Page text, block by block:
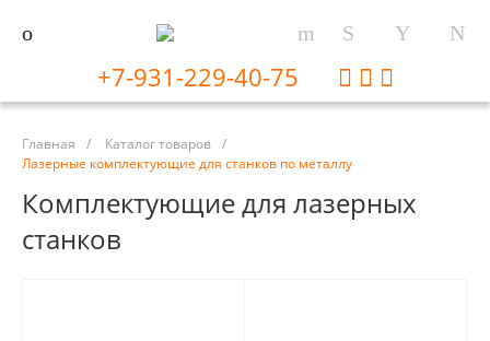
+7-931-229-40-75
Главная / Каталог товаров /
Лазерные комплектующие для станков по металлу
Комплектующие для лазерных
станков